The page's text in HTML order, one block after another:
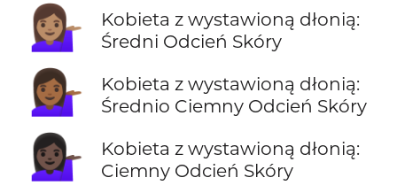
💁🏽‍♀️
Kobieta z wystawioną dłonią:
Średni Odcień Skóry
💁🏾‍♀️
Kobieta z wystawioną dłonią:
Średnio Ciemny Odcień Skóry
💁🏿‍♀️
Kobieta z wystawioną dłonią:
Ciemny Odcień Skóry